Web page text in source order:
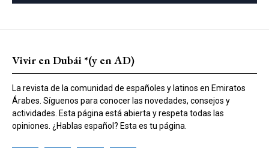
Vivir en Dubái *(y en AD)
La revista de la comunidad de españoles y latinos en Emiratos
Árabes. Síguenos para conocer las novedades, consejos y
actividades. Esta página está abierta y respeta todas las
opiniones. ¿Hablas español? Esta es tu página.